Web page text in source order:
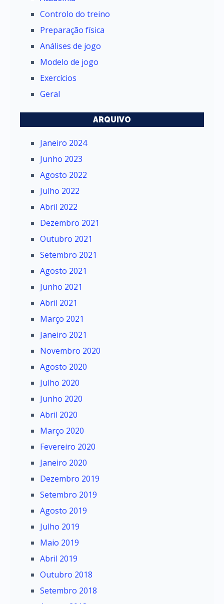
Controlo do treino
Preparação física
Análises de jogo
Modelo de jogo
Exercícios
Geral
ARQUIVO
Janeiro 2024
Junho 2023
Agosto 2022
Julho 2022
Abril 2022
Dezembro 2021
Outubro 2021
Setembro 2021
Agosto 2021
Junho 2021
Abril 2021
Março 2021
Janeiro 2021
Novembro 2020
Agosto 2020
Julho 2020
Junho 2020
Abril 2020
Março 2020
Fevereiro 2020
Janeiro 2020
Dezembro 2019
Setembro 2019
Agosto 2019
Julho 2019
Maio 2019
Abril 2019
Outubro 2018
Setembro 2018